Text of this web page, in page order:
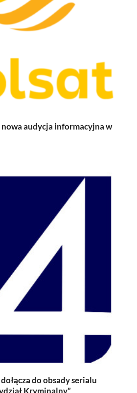
nowa audycja informacyjna w
do obsady serialu
Kryminalny”